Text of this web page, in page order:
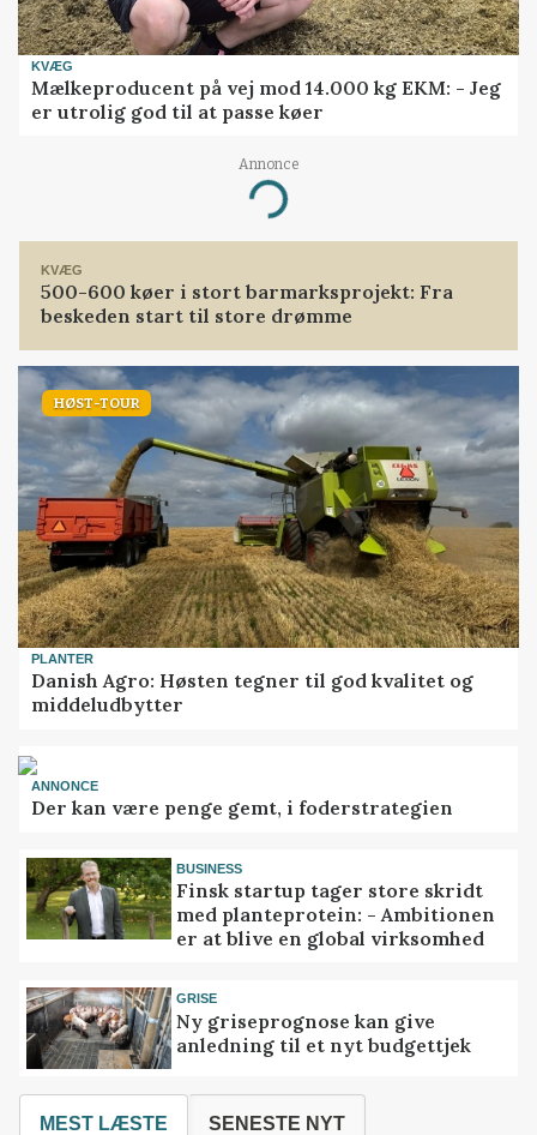
KVÆG
Mælkeproducent på vej mod 14.000 kg EKM: - Jeg
er utrolig god til at passe køer
Annonce
Loading...
KVÆG
500-600 køer i stort barmarksprojekt: Fra
beskeden start til store drømme
HØST-TOUR
PLANTER
Danish Agro: Høsten tegner til god kvalitet og
middeludbytter
ANNONCE
Der kan være penge gemt, i foderstrategien
BUSINESS
Finsk startup tager store skridt
med planteprotein: - Ambitionen
er at blive en global virksomhed
GRISE
Ny griseprognose kan give
anledning til et nyt budgettjek
MEST LÆSTE SENESTE NYT